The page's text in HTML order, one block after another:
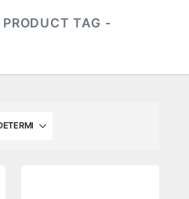
PRODUCT TAG -